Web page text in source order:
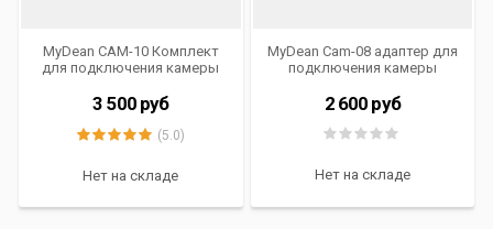
MyDean CAM-10 Комплект
для подключения камеры
автомобилях MAZDA 3
(2014-), 6 (2015-), CX-5 (2015)
3 500 руб
(5.0)
Нет на складе
MyDean Cam-08 адаптер для
подключения камеры
(2015)
2 600 руб
Нет на складе